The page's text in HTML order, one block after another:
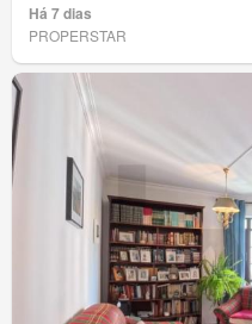
Há 7 dias
PROPERSTAR